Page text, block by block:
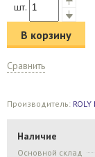
шт.
В корзину
Сравнить
Производитель: ROLY
Наличие
Основной склад